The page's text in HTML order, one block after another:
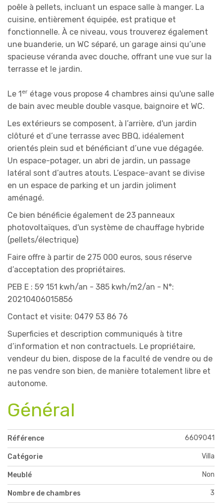
poêle à pellets, incluant un espace salle à manger. La
cuisine, entièrement équipée, est pratique et
fonctionnelle. À ce niveau, vous trouverez également
une buanderie, un WC séparé, un garage ainsi qu’une
spacieuse véranda avec douche, offrant une vue sur la
terrasse et le jardin.
Le 1er étage vous propose 4 chambres ainsi qu'une salle
de bain avec meuble double vasque, baignoire et WC.
Les extérieurs se composent, à l’arrière, d'un jardin
clôturé et d’une terrasse avec BBQ, idéalement
orientés plein sud et bénéficiant d’une vue dégagée.
Un espace-potager, un abri de jardin, un passage
latéral sont d’autres atouts. L’espace-avant se divise
en un espace de parking et un jardin joliment
aménagé.
Ce bien bénéficie également de 23 panneaux
photovoltaïques, d'un système de chauffage hybride
(pellets/électrique)
Faire offre à partir de 275 000 euros, sous réserve
d’acceptation des propriétaires.
PEB E : 59 151 kwh/an - 385 kwh/m2/an - N°:
20210406015856
Contact et visite: 0479 53 86 76
Superficies et description communiqués à titre
d’information et non contractuels. Le propriétaire,
vendeur du bien, dispose de la faculté de vendre ou de
ne pas vendre son bien, de manière totalement libre et
autonome.
Général
Référence 6609041
Catégorie Villa
Meublé Non
Nombre de chambres 3